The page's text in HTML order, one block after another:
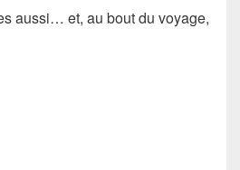
aussi… et, au bout du voyage,